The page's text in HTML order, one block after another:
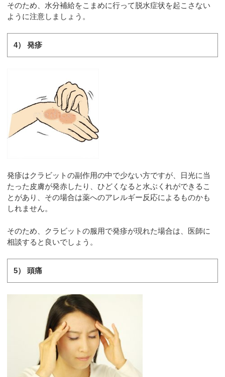
そのため、水分補給をこまめに行って脱水症状を起こさない
ように注意しましょう。
4） 発疹
発疹はクラビットの副作用の中で少ない方ですが、日光に当
たった皮膚が発赤したり、ひどくなると水ぶくれができるこ
とがあり、その場合は薬へのアレルギー反応によるものかも
しれません。
そのため、クラビットの服用で発疹が現れた場合は、医師に
相談すると良いでしょう。
5） 頭痛